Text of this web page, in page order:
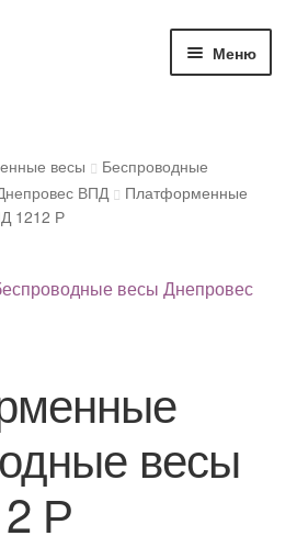
Меню
весы
Беспроводные
ВПД
Платформенные
1212 Р
весы
Р